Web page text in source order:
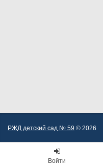
РЖД детский сад № 59 © 2026
Войти